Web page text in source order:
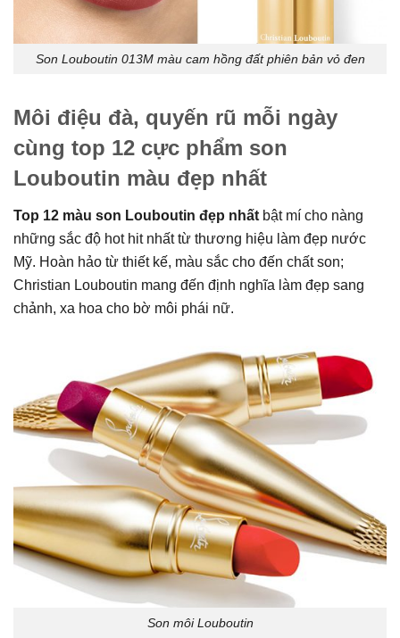
Son Louboutin 013M màu cam hồng đất phiên bản vỏ đen
Môi điệu đà, quyến rũ mỗi ngày
cùng top 12 cực phẩm son
Louboutin màu đẹp nhất
Top 12 màu son Louboutin đẹp nhất bật mí cho nàng
những sắc độ hot hit nhất từ thương hiệu làm đẹp nước
Mỹ. Hoàn hảo từ thiết kế, màu sắc cho đến chất son;
Christian Louboutin mang đến định nghĩa làm đẹp sang
chảnh, xa hoa cho bờ môi phái nữ.
Son môi Louboutin